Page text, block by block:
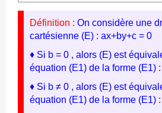
Définition : On considère une
cartésienne (E) : ax+by+c = 0
♦ Si b = 0 , alors (E) est
équation (E1) de la forme (E1) :
♦ Si b ≠ 0 , alors (E) est
équation (E1) de la forme (E1) :